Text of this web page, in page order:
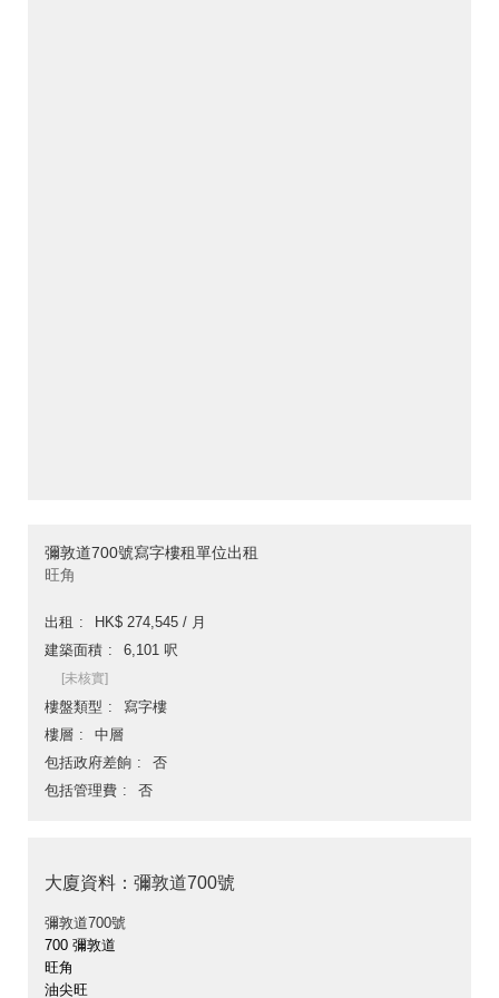
彌敦道700號寫字樓租單位出租
旺角
出租
HK$ 274,545 / 月
建築面積
6,101 呎
[未核實]
樓盤類型
寫字樓
樓層
中層
包括政府差餉
否
包括管理費
否
大廈資料：彌敦道700號
彌敦道700號
700 彌敦道
旺角
油尖旺